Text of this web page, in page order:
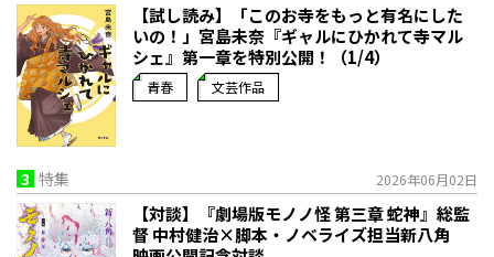
【試し読み】「このお寺をもっと有名にした
いの！」宮島未奈『ギャルにひかれて寺マル
シェ』第一章を特別公開！（1/4）
青春 文芸作品
3 特集 2026年06月02日
【対談】『劇場版モノノ怪 第三章 蛇神』総監
督 中村健治×脚本・ノベライズ担当新八角